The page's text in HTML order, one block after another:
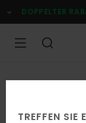
zur
Produktinformation
DOPPELTER
TREFFEN SIE